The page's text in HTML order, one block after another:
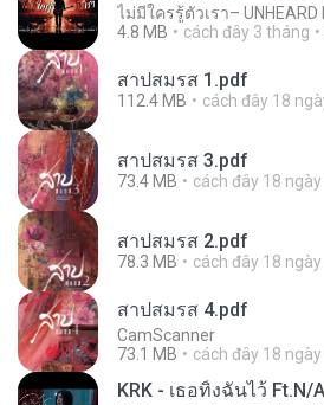
4.8 MB
cách đây 3 tháng
สาปสมรส 1.pdf
112.4 MB cách đây 18
สาปสมรส 3.pdf
73.4 MB cách đây 18 ngày
สาปสมรส 2.pdf
78.3 MB cách đây 18 ngày
สาปสมรส 4.pdf
CamScanner
73.1 MB
cách đây 18 ngày
KRK - เธอทิ้งฉันไว้ Ft.N/